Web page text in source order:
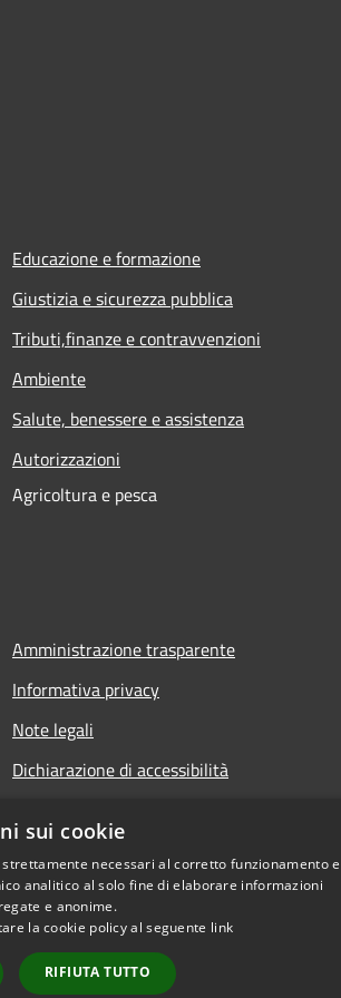
Educazione e formazione
Giustizia e sicurezza pubblica
Tributi,finanze e contravvenzioni
Ambiente
Salute, benessere e assistenza
Autorizzazioni
Agricoltura e pesca
Amministrazione trasparente
Informativa privacy
Note legali
Dichiarazione di accessibilità
sui cookie
necessari al corretto funzionamento e
analitico al solo fine di elaborare informazioni
e anonime.
la cookie policy al seguente link
RIFIUTA TUTTO